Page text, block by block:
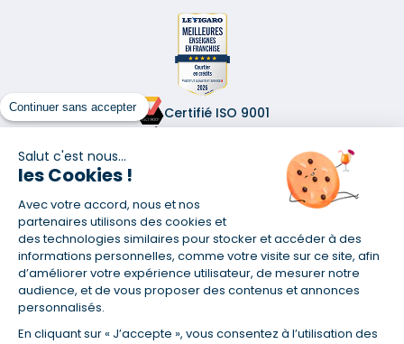
Continuer sans accepter
Salut c'est nous...
les Cookies !
Avec votre accord, nous et nos
partenaires utilisons des cookies et
des technologies similaires pour stocker et accéder à des
informations personnelles, comme votre visite sur ce site, afin
d’améliorer votre expérience utilisateur, de mesurer notre
audience, et de vous proposer des contenus et annonces
personnalisés.
En cliquant sur « J’accepte », vous consentez à l’utilisation des
Certifié ISO 9001
(1) Taux fixe national hors assurance et selon votre profil
(2) Économie de 65 % pour l'assurance d'un prêt amortissable de 330
457,23 € à 0,90 % sur 19,5 ans, accordé à un salarié non cadre assuré à
100 % (décès, PTIA, IPP, ITT, IPP) âgé de 36 ans fumeur et une personne
ans et non-fumeur, tous deux sans risque médical connu. Au